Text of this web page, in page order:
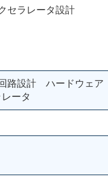
ラレータ設計
路設計 ハードウェ
ータ